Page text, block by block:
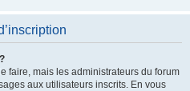
faire, mais les administrateurs du forum
aux utilisateurs inscrits. En vous